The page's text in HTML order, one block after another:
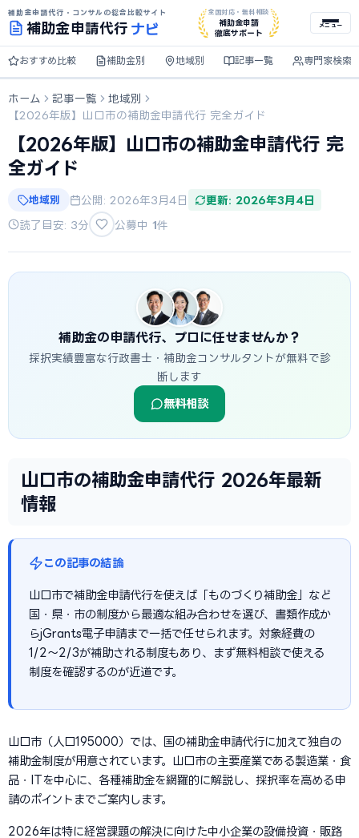
補助金申請代行・コンサルの総合比較サイト
補助金申請代行 ナビ
全国対応・無料相談
補助金申請
徹底サポート
メニュー
おすすめ比較 補助金別 地域別 記事一覧 専門家検索
ホーム 記事一覧
地域別
【2026年版】山口市の補助金申請代行 完全ガイド
【2026年版】山口市の補助金申請代行 完
全ガイド
地域別 公開: 2026年3月4日 更新: 2026年3月4日
読了目安: 3分 公募中 1件
補助金の申請代行、プロに任せませんか？
採択実績豊富な行政書士・補助金コンサルタントが無料で診
断します
無料相談
山口市の補助金申請代行 2026年最新
情報
この記事の結論
山口市で補助金申請代行を使えば「ものづくり補助金」など
国・県・市の制度から最適な組み合わせを選び、書類作成か
らjGrants電子申請まで一括で任せられます。対象経費の
1/2〜2/3が補助される制度もあり、まず無料相談で使える
制度を確認するのが近道です。
山口市（人口195000）では、国の補助金申請代行に加えて独自の
補助金制度が用意されています。山口市の主要産業である製造業・食
品・ITを中心に、各種補助金を網羅的に解説し、採択率を高める申
請のポイントまでご案内します。
2026年は特に経営課題の解決に向けた中小企業の設備投資・販路